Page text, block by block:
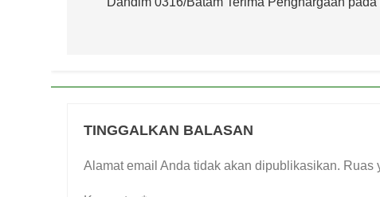
pos
TINGGALKAN BALASAN
Alamat email Anda tidak akan dipublikasikan. Ruas